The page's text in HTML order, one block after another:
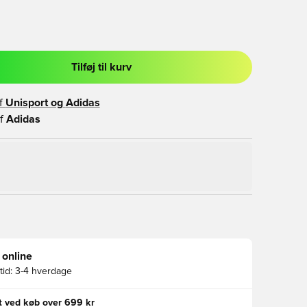
til at logge ind eller tilmelde dig som medlem
Tilføj til kurv
Unisport og Adidas
Adidas
online
3-4 hverdage
ved køb over 699 kr